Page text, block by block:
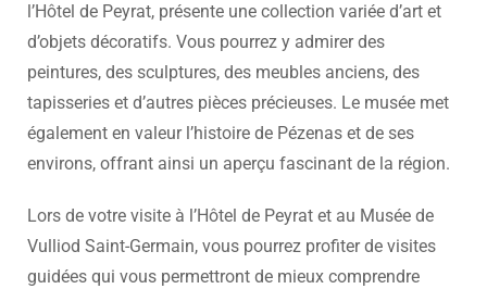
l’Hôtel de Peyrat, présente une collection variée d’art et
d’objets décoratifs. Vous pourrez y admirer des
peintures, des sculptures, des meubles anciens, des
tapisseries et d’autres pièces précieuses. Le musée met
également en valeur l’histoire de Pézenas et de ses
environs, offrant ainsi un aperçu fascinant de la région.
Lors de votre visite à l’Hôtel de Peyrat et au Musée de
Vulliod Saint-Germain, vous pourrez profiter de visites
guidées qui vous permettront de mieux comprendre